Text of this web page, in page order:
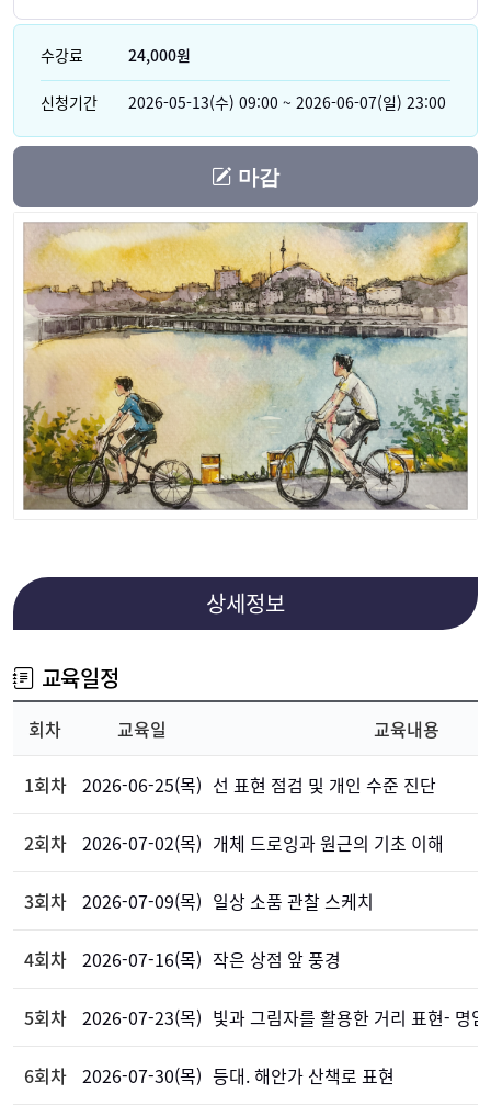
수강료 24,000원
신청기간 2026-05-13(수) 09:00 ~ 2026-06-07(일) 23:00
마감
상세정보
교육일정
회차 교육일 교육내용
1회차 2026-06-25(목) 선 표현 점검 및 개인 수준 진단
2회차 2026-07-02(목) 개체 드로잉과 원근의 기초 이해
3회차 2026-07-09(목) 일상 소품 관찰 스케치
4회차 2026-07-16(목) 작은 상점 앞 풍경
5회차 2026-07-23(목) 빛과 그림자를 활용한 거리 표현- 명
6회차 2026-07-30(목) 등대. 해안가 산책로 표현